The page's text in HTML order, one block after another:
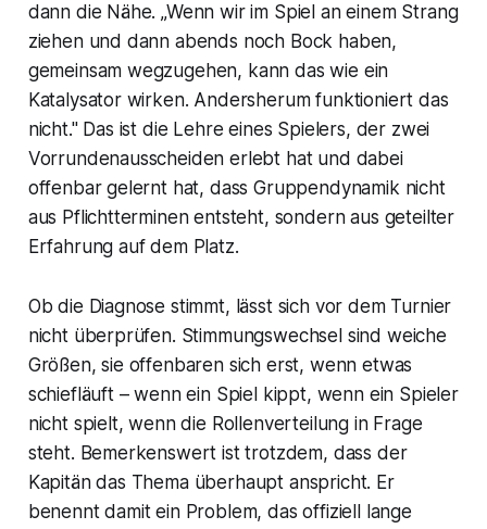
dann die Nähe. „Wenn wir im Spiel an einem Strang
ziehen und dann abends noch Bock haben,
gemeinsam wegzugehen, kann das wie ein
Katalysator wirken. Andersherum funktioniert das
nicht." Das ist die Lehre eines Spielers, der zwei
Vorrundenausscheiden erlebt hat und dabei
offenbar gelernt hat, dass Gruppendynamik nicht
aus Pflichtterminen entsteht, sondern aus geteilter
Erfahrung auf dem Platz.
Ob die Diagnose stimmt, lässt sich vor dem Turnier
nicht überprüfen. Stimmungswechsel sind weiche
Größen, sie offenbaren sich erst, wenn etwas
schiefläuft – wenn ein Spiel kippt, wenn ein Spieler
nicht spielt, wenn die Rollenverteilung in Frage
steht. Bemerkenswert ist trotzdem, dass der
Kapitän das Thema überhaupt anspricht. Er
benennt damit ein Problem, das offiziell lange